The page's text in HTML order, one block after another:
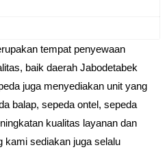
tempat penyewaan
baik daerah Jabodetabek
juga menyediakan unit yang
balap, sepeda ontel, sepeda
kualitas layanan dan
kami sediakan juga selalu